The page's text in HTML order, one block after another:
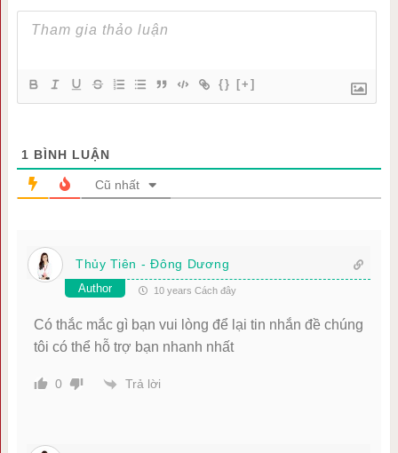
{} [+]
1 BÌNH LUẬN
Cũ nhất
Thủy Tiên - Đông Dương
Author 10 years Cách đây
Có thắc mắc gì bạn vui lòng để lại tin nhắn đề chúng
tôi có thể hỗ trợ bạn nhanh nhất
0 Trả lời